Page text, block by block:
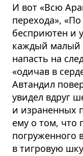
И вот «Всю
перехода»,
бесприютен и
каждый малый
напасть на
«одичав в
Автандил
увидел вдруг
и израненных
ему о том, что
погруженного
в тигровую